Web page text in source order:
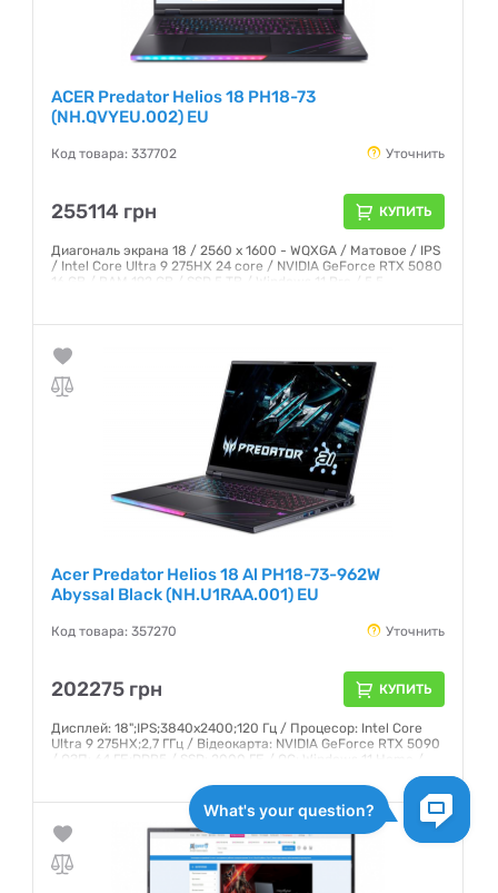
ACER Predator Helios 18 PH18-73
(NH.QVYEU.002) EU
Код товара: 337702 Уточнить
255114 грн КУПИТЬ
Диагональ экрана 18 / 2560 x 1600 - WQXGA / Матовое / IPS
/ Intel Core Ultra 9 275HX 24 core / NVIDIA GeForce RTX 5080
16 GB / RAM 192 GB / SSD 5 TB / Windows 11 Pro / 5,5
Acer Predator Helios 18 Al PH18-73-962W
Abyssal Black (NH.U1RAA.001) EU
Код товара: 357270 Уточнить
202275 грн КУПИТЬ
Дисплей: 18";IPS;3840x2400;120 Гц / Процесор: Intel Core
Ultra 9 275HX;2,7 ГГц / Відеокарта: NVIDIA GeForce RTX 5090
/ ОЗП: 64 ГБ;DDR5 / SSD: 2000 ГБ / ОС: Windows 11 Home /
Гарантия:12 месяцев